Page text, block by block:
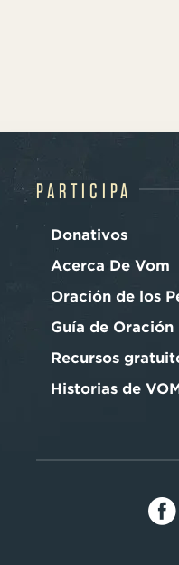
PARTICIPA
Donativos
Acerca De Vom
Oración de los
Guía de Oración
Recursos
Historias de